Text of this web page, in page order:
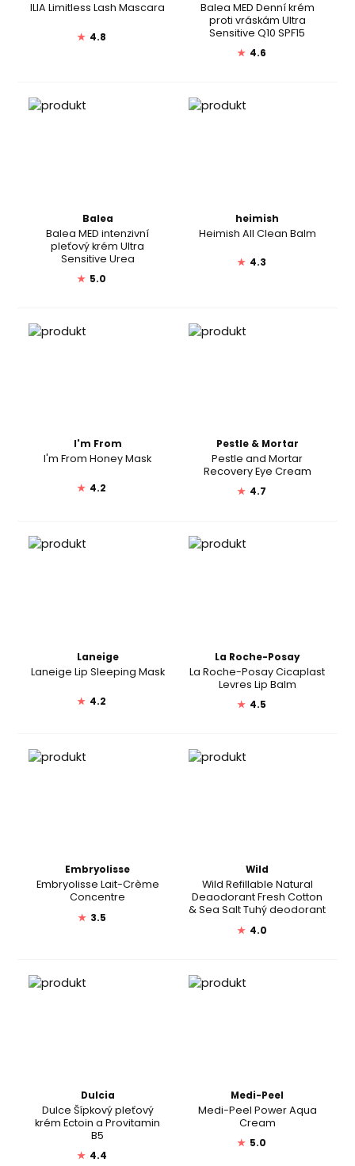
ILIA Limitless Lash Mascara
★ 4.8
Balea MED Denní krém
proti vráskám Ultra
Sensitive Q10 SPF15
★ 4.6
Balea
Balea MED intenzivní
pleťový krém Ultra
Sensitive Urea
★ 5.0
heimish
Heimish All Clean Balm
★ 4.3
I'm From
I'm From Honey Mask
★ 4.2
Pestle & Mortar
Pestle and Mortar
Recovery Eye Cream
★ 4.7
Laneige
Laneige Lip Sleeping Mask
★ 4.2
La Roche-Posay
La Roche-Posay Cicaplast
Levres Lip Balm
★ 4.5
Embryolisse
Embryolisse Lait-Crème
Concentre
★ 3.5
Wild
Wild Refillable Natural
Deaodorant Fresh Cotton
& Sea Salt Tuhý deodorant
★ 4.0
Dulcia
Dulce Šípkový pleťový
krém Ectoin a Provitamin
B5
★ 4.4
Medi-Peel
Medi-Peel Power Aqua
Cream
★ 5.0